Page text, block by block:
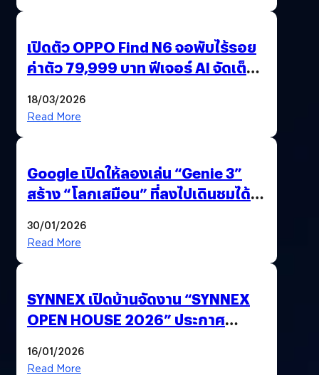
เปิดตัว OPPO Find N6 จอพับไร้รอย
ค่าตัว 79,999 บาท ฟีเจอร์ AI จัดเต็ม
18/03/2026
Read More
Google เปิดให้ลองเล่น “Genie 3”
สร้าง “โลกเสมือน” ที่ลงไปเดินชมได้
30/01/2026
Read More
SYNNEX เปิดบ้านจัดงาน “SYNNEX
OPEN HOUSE 2026” ประกาศ
ได้ 53,000 ล้านบาท
16/01/2026
Read More